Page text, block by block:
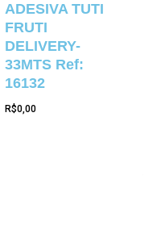
ADESIVA TUTI
FRUTI
DELIVERY-
33MTS Ref:
16132
R$0,00